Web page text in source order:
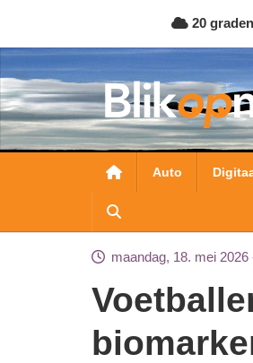
naar
de
inhoud
gaan
20 graden
Hoofdnavigatie
Auto
maandag, 18. mei 2026
Voetballers die koppen hebben tijdelijk